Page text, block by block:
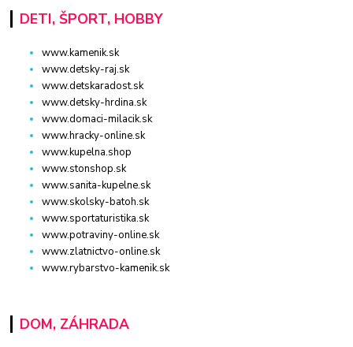
DETI, ŠPORT, HOBBY
www.kamenik.sk
www.detsky-raj.sk
www.detskaradost.sk
www.detsky-hrdina.sk
www.domaci-milacik.sk
www.hracky-online.sk
www.kupelna.shop
www.stonshop.sk
www.sanita-kupelne.sk
www.skolsky-batoh.sk
www.sportaturistika.sk
www.potraviny-online.sk
www.zlatnictvo-online.sk
www.rybarstvo-kamenik.sk
DOM, ZÁHRADA